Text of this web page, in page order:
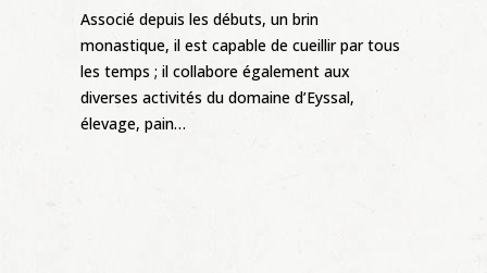
Associé depuis les débuts, un brin
monastique, il est capable de cueillir par tous
les temps ; il collabore également aux
diverses activités du domaine d’Eyssal,
élevage, pain…